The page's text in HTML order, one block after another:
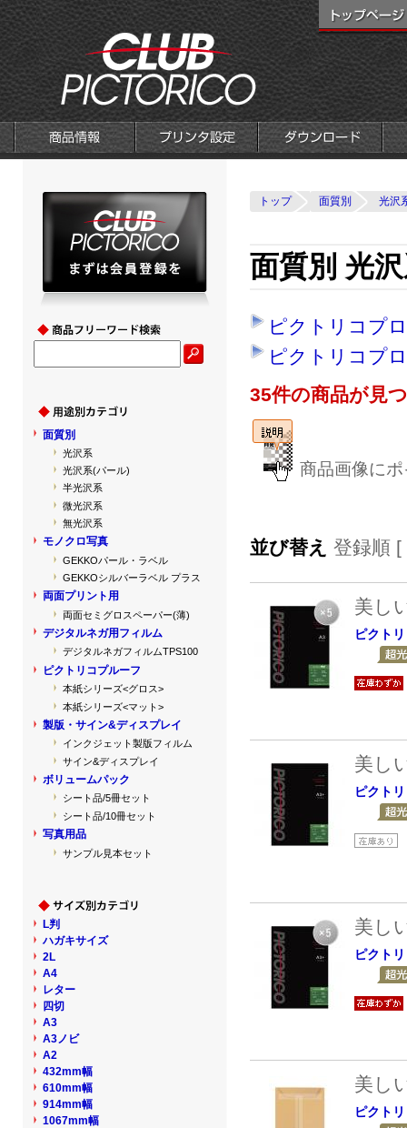
トップ 面質別 光沢
面質別 光
ピクトリコプ
ピクトリコプ
35件の商品が見
商品画像に
並び替え 登録順 [
美し
ピクト
美し
ピクト
美し
ピクト
美し
ピクト
面質別
光沢系
光沢系(パール)
半光沢系
微光沢系
無光沢系
モノクロ写真
GEKKOパール・ラベル
GEKKOシルバーラベル プラス
両面プリント用
両面セミグロスペーパー(薄)
デジタルネガ用フィルム
デジタルネガフィルムTPS100
ピクトリコプルーフ
本紙シリーズ<グロス>
本紙シリーズ<マット>
製版・サイン&ディスプレイ
インクジェット製版フィルム
サイン&ディスプレイ
ボリュームパック
シート品/5冊セット
シート品/10冊セット
写真用品
サンプル見本セット
L判
ハガキサイズ
2L
A4
レター
四切
A3
A3ノビ
A2
432mm幅
610mm幅
914mm幅
1067mm幅